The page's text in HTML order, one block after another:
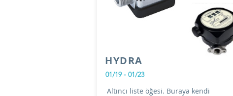
HYDRA
01/19 - 01/23
Altıncı liste öğesi. Buraya kendi